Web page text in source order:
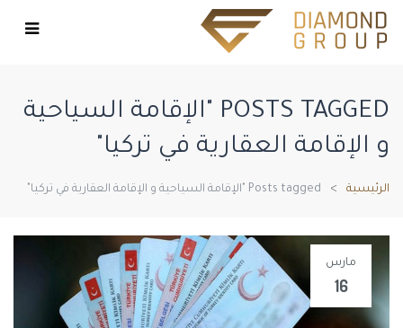
POSTS TAGGED "الإقامة السياحية
و الإقامة العقارية في تركيا"
الرئيسية Posts tagged "الإقامة السياحية و الإقامة العقارية في تركيا"
مارس
16